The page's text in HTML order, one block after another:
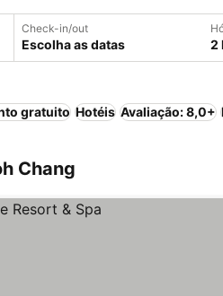
Check-in/out
Escolha as datas 2
gratuito Hotéis Avaliação: 8,0+
Chang